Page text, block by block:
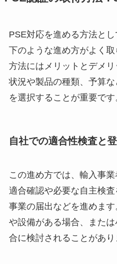
PSE対応を進める方法と
下のような進め方がよく
方法にはメリットとデメ
状況や製品の種類、予算
を選択することが重要です
自社での適合性検査と
この進め方では、輸入事
適合確認や必要な自主検
事業の届出などを進めま
や設備がある場合、また
合に検討されることがあり